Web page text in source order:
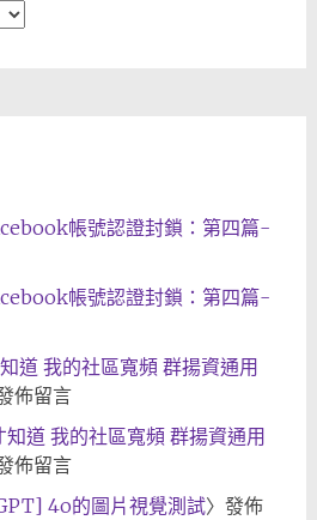
帳號認證封鎖：第四篇-
帳號認證封鎖：第四篇-
道 我的社區寬頻 群揚資通用
佈留言
知道 我的社區寬頻 群揚資通用
佈留言
4o的圖片視覺測試〉發佈